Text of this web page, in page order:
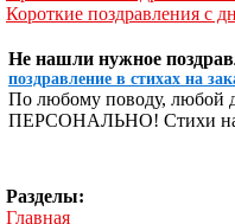
Короткие поздравления с
Не нашли нужное
поздравление в стихах на
По любому поводу, любой
ПЕРСОНАЛЬНО! Стихи на
Разделы:
Главная